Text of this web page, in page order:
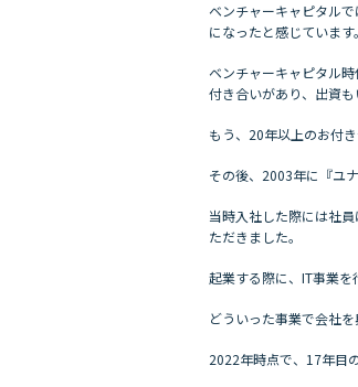
ベンチャーキャピタル
になったと感じています。
ベンチャーキャピタル
付き合いがあり、出資も
もう、20年以上のお付き
その後、2003年に『ユ
当時入社した際には社
ただきました。
起業する際に、IT事業を
どういった事業で会社
2022年時点で、17年目